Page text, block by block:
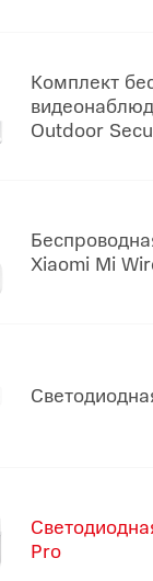
Комплект
Outdoor
Xiaomi Mi
Pro